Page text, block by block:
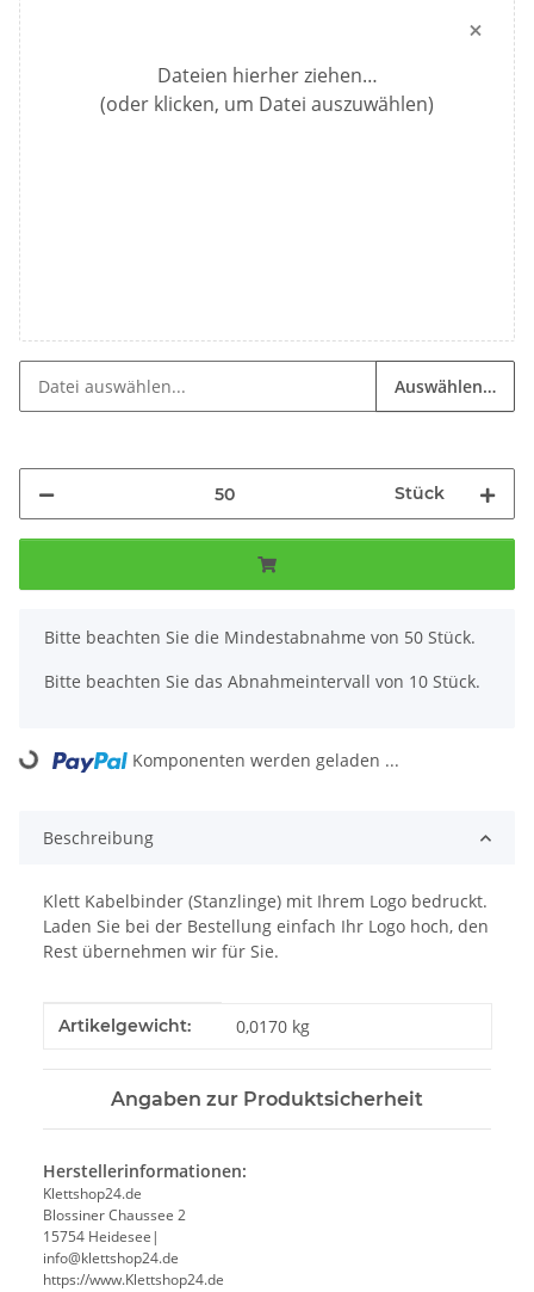
×
Dateien hierher ziehen…
(oder klicken, um Datei auszuwählen)
Auswählen…
Stück
x
Bitte beachten Sie die Mindestabnahme von 50 Stück.
Bitte beachten Sie das Abnahmeintervall von 10 Stück.
Loading... Komponenten werden geladen ...
Beschreibung
Klett Kabelbinder (Stanzlinge) mit Ihrem Logo bedruckt.
Laden Sie bei der Bestellung einfach Ihr Logo hoch, den
Rest übernehmen wir für Sie.
Produkteigenschaft
Wert
Artikelgewicht: 0,0170 kg
Angaben zur Produktsicherheit
Herstellerinformationen:
Klettshop24.de
Blossiner Chaussee 2
15754 Heidesee|
info@klettshop24.de
https://www.Klettshop24.de